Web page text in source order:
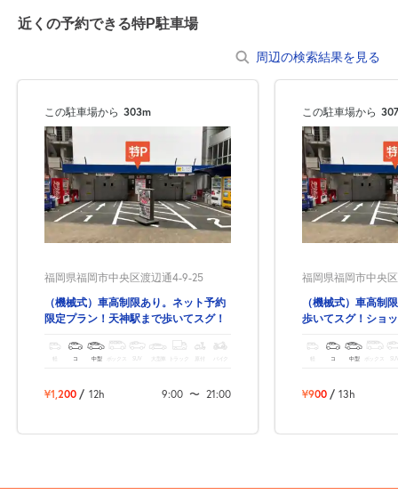
近くの予約できる特P駐車場
周辺の検索結果を見る
この駐車場から 303m
福岡県福岡市中央区渡辺通4-9-25
（機械式）車高制限あり。ネット予約
限定プラン！天神駅まで歩いてスグ！
軽 コ 中型 ボックス SUV 大型車 トラック バイク
¥1,200 / 12h 9:00 〜 21:00
この駐車場から
福岡県福岡市中央
（機械式）車高制
歩いてスグ！ショ
軽 コ 中型 ボックス
¥900 / 13h